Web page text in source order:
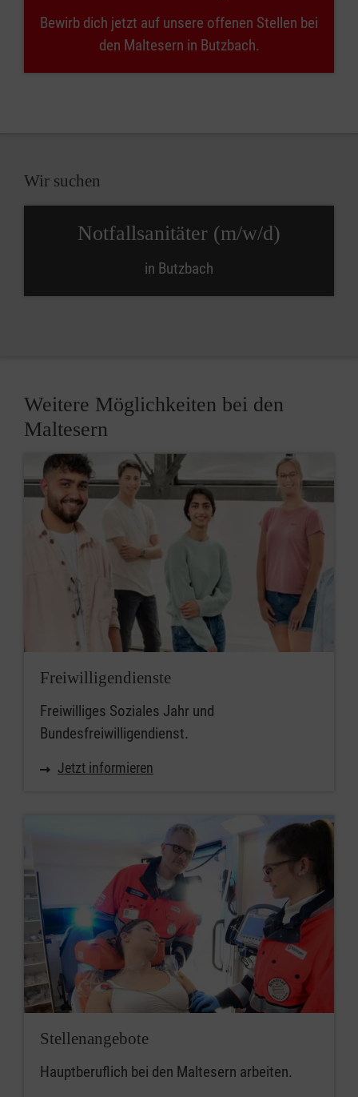
Bewirb dich jetzt auf unsere offenen Stellen bei
den Maltesern in Butzbach.
Wir suchen
Notfallsanitäter (m/w/d)
in Butzbach
Weitere Möglichkeiten bei den
Maltesern
Freiwilligendienste
Freiwilliges Soziales Jahr und
Bundesfreiwilligendienst.
Jetzt informieren
Stellenangebote
Hauptberuflich bei den Maltesern arbeiten.